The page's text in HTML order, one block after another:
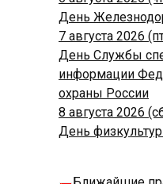
День
7 августа 2026
День Службы
информации
охраны России
8 августа 2026
День